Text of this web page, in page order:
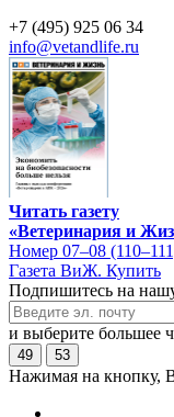
+7 (495) 925 06 34
info@vetandlife.ru
Читать газету
«Ветеринария и
Номер 07–08
Газета ВиЖ. Купить
Подпишитесь на нашу
и выберите большее
49 53
Нажимая на кнопку,